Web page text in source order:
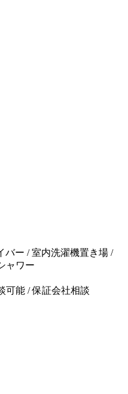
バー / 室内洗濯機置き場 /
ャワー
可能 / 保証会社相談